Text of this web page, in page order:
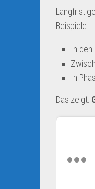
Beispiele:
In
In
Das zeigt: